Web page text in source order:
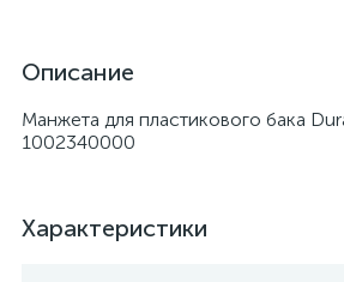
Описание
Манжета для пластикового бака
1002340000
Характеристики